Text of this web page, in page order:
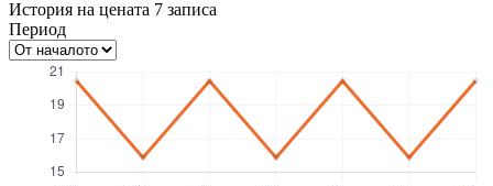
История на цената 7 записа
Период